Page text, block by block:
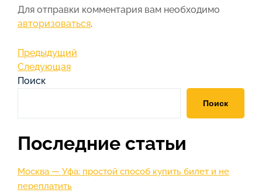
Для отправки комментария вам необходимо
авторизоваться.
Навигация
по
Предыдущая
запись
Предыдущий
Следующая
запись
Следующая
Поиск
Поиск
Последние статьи
Москва — Уфа: простой способ купить билет и не
переплатить